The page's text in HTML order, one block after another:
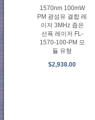
1570nm 100mW
PM 광섬유 결합 레
이저 3MHz 좁은
선폭 레이저 FL-
1570-100-PM 모
듈 유형
$2,938.00